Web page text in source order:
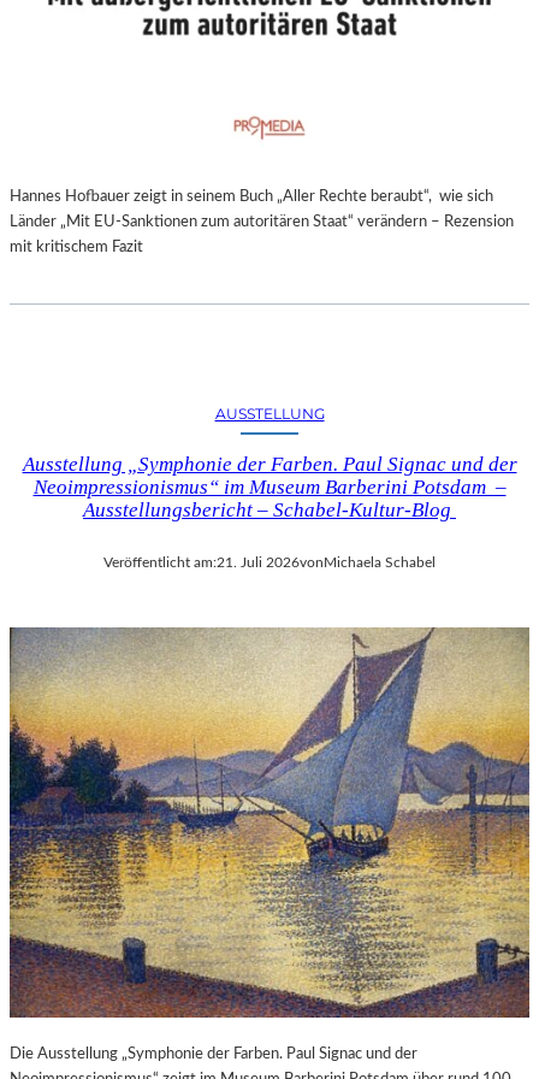
Hannes Hofbauer zeigt in seinem Buch „Aller Rechte beraubt“, wie sich
Länder „Mit EU-Sanktionen zum autoritären Staat“ verändern – Rezension
mit kritischem Fazit
AUSSTELLUNG
Ausstellung „Symphonie der Farben. Paul Signac und der
Neoimpressionismus“ im Museum Barberini Potsdam –
Ausstellungsbericht – Schabel-Kultur-Blog
Veröffentlicht am:21. Juli 2026vonMichaela Schabel
Die Ausstellung „Symphonie der Farben. Paul Signac und der